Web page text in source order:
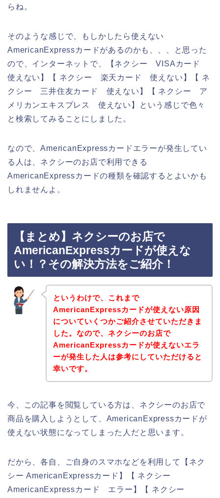
らね。
そのような感じで、もしかしたら使えない
AmericanExpressカードがあるのかも、、、と思った
ので、インターネットで、【ネクシー VISAカード
使えない】【 ネクシー 楽天カード 使えない】【 ネ
クシー 三井住友カード 使えない】【 ネクシー ア
メリカンエキスプレス 使えない】という感じで色々
と検索してみることにしました。
なので、AmericanExpressカードエラーが発生してい
る人は、ネクシーのお店で利用できる
AmericanExpressカードの種類を確認するとよいかも
しれませんよ。
【まとめ】ネクシーのお店で
AmericanExpressカードが使えな
い！？その解決方法をご紹介！
というわけで、これまで
AmericanExpressカードが使えない原因
についていくつかご紹介させていただきま
した。なので、ネクシーのお店で
AmericanExpressカードが使えないエラ
ーが発生した人は参考にしていただけると
幸いです。
今、この記事を閲覧している方は、ネクシーのお店で
商品を購入しようとして、AmericanExpressカードが
使えない状態になってしまった人だと思います。
だから、各自、ご自身のスマホなどを利用して【ネク
シー AmericanExpressカード】【 ネクシー
AmericanExpressカード エラー】【 ネクシー